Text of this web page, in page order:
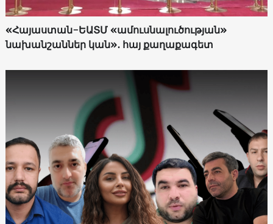
«Հայաստան-ԵԱՏՄ «ամուսնալուծության»
նախանշաններ կան»․ հայ քաղաքագետ